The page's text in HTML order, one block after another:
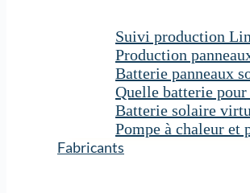
Suivi production
Production
Batterie panneaux
Quelle batterie
Batterie solaire
Pompe à chaleur et
Fabricants